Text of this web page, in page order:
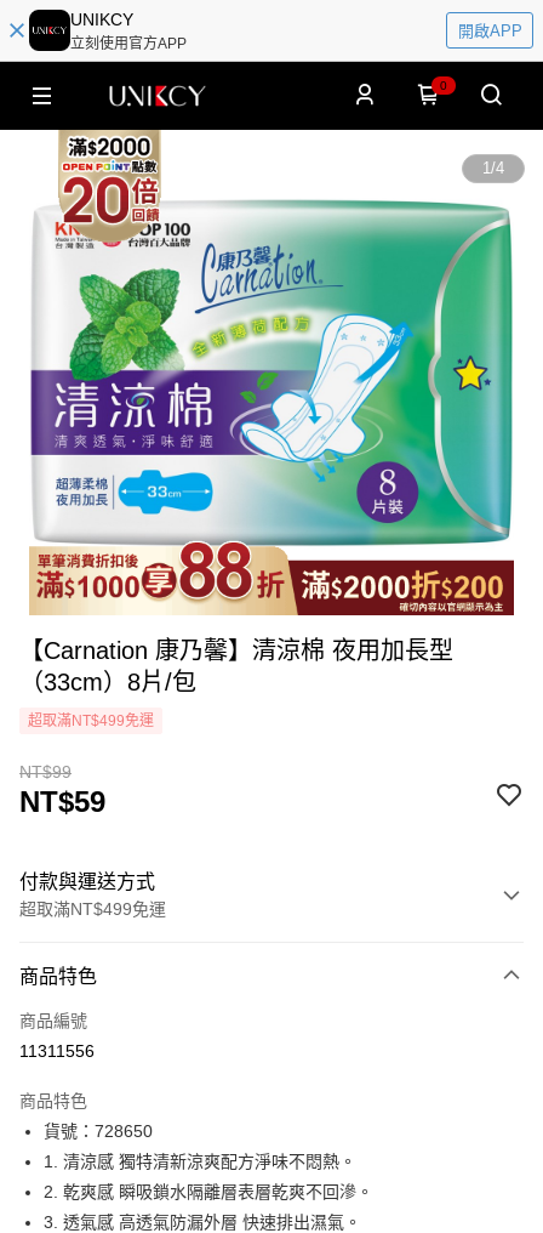
UNIKCY
立刻使用官方APP
開啟APP
0
1/4
【Carnation 康乃馨】清涼棉 夜用加長型
（33cm）8片/包
超取滿NT$499免運
NT$99
NT$59
付款與運送方式
超取滿NT$499免運
icash Pay
信用卡一次付款
LINE Pay
Apple Pay
街口支付
商品特色
商品編號
11311556
商品特色
貨號：728650
1. 清涼感 獨特清新涼爽配方淨味不悶熱。
2. 乾爽感 瞬吸鎖水隔離層表層乾爽不回滲。
3. 透氣感 高透氣防漏外層 快速排出濕氣。